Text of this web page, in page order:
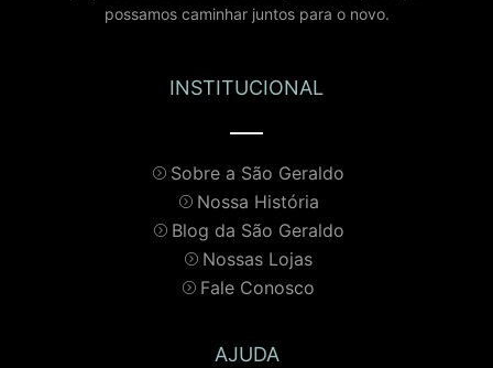
possamos caminhar juntos para o novo.
INSTITUCIONAL
Sobre a São Geraldo
Nossa História
Blog da São Geraldo
Nossas Lojas
Fale Conosco
AJUDA